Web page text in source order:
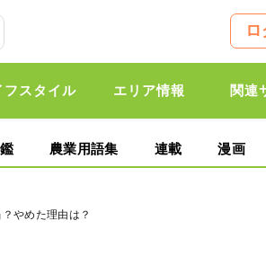
フスタイル エリア情報 関連
農業用語集 連載 漫画
やめた理由は？